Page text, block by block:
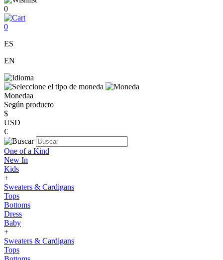
0
0
ES
EN
Monedaa
Según producto
$
USD
€
One of a Kind
New In
Kids
+
Sweaters & Cardigans
Tops
Bottoms
Dress
Baby
+
Sweaters & Cardigans
Tops